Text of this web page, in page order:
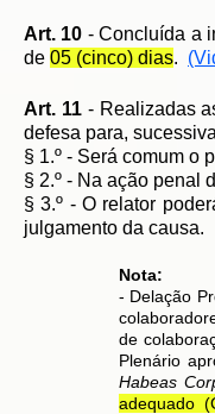
Art. 10 - Concluída a
de 05 (cinco) dias.
Art. 11- Realizadas
defesa para,
§ 1.º - Será comum o
§ 2.º - Na ação penal
§ 3.º - O relator
julgamento da causa.
Nota:
- Delação
de
Plenário
Habeas
adequado